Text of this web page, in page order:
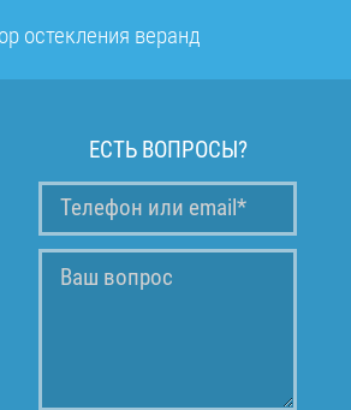
остекления веранд
ЕСТЬ ВОПРОСЫ?